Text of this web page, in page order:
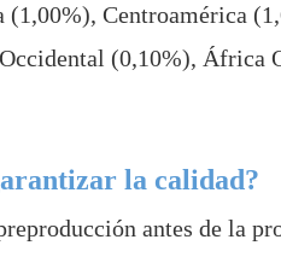
(1,00%), Centroamérica
(0,10%), África
la calidad?
antes de la